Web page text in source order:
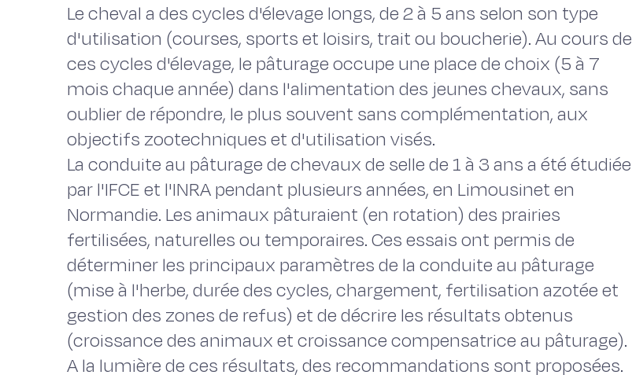
Le cheval a des cycles d'élevage longs, de 2 à 5 ans selon son type
d'utilisation (courses, sports et loisirs, trait ou boucherie). Au cours de
ces cycles d'élevage, le pâturage occupe une place de choix (5 à 7
mois chaque année) dans l'alimentation des jeunes chevaux, sans
oublier de répondre, le plus souvent sans complémentation, aux
objectifs zootechniques et d'utilisation visés.
La conduite au pâturage de chevaux de selle de 1 à 3 ans a été étudiée
par l'IFCE et l'INRA pendant plusieurs années, en Limousinet en
Normandie. Les animaux pâturaient (en rotation) des prairies
fertilisées, naturelles ou temporaires. Ces essais ont permis de
déterminer les principaux paramètres de la conduite au pâturage
(mise à l'herbe, durée des cycles, chargement, fertilisation azotée et
gestion des zones de refus) et de décrire les résultats obtenus
(croissance des animaux et croissance compensatrice au pâturage).
A la lumière de ces résultats, des recommandations sont proposées.